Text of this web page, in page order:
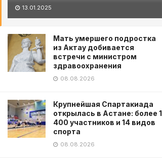
13.01.2025
Мать умершего подростка
из Актау добивается
встречи с министром
здравоохранения
08.08.2026
Крупнейшая Спартакиада
открылась в Астане: более 1
400 участников и 14 видов
спорта
08.08.2026